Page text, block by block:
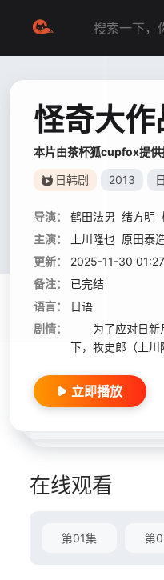
怪奇大
本片由茶杯狐cupfox提供
日韩剧 2013
导演： 鹤田法男 绪方明
主演：
上川隆也 原田泰
更新：
2025-11-30 01:27
备注：
已完结
语言：
日语
剧情：
为了应对日新月
下，牧史郎（上
立即播放
在线观看
第01集 第